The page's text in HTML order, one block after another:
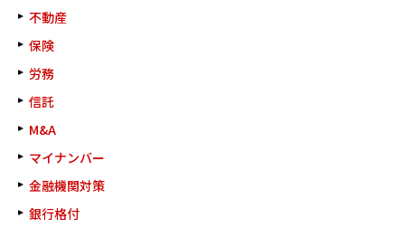
不動産
保険
労務
信託
M&A
マイナンバー
金融機関対策
銀行格付